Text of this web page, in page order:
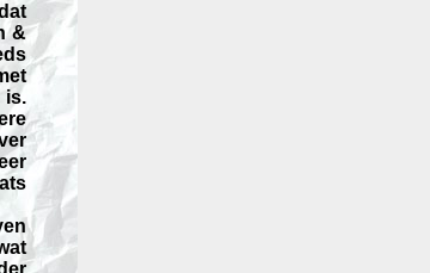
&
is.